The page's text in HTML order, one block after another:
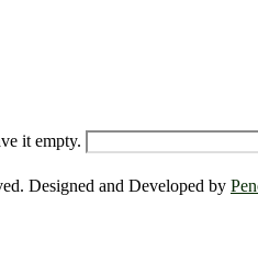
it empty.
Designed and Developed by